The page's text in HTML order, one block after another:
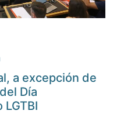
a excepción de
Día